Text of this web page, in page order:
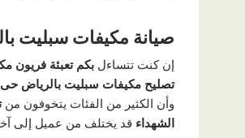
صيانة مكيفات سبليت
إن كنت تتساءل بكم تعبئة فريون
تصليح مكيفات سبليت بالرياض حى
وأن الكثير من الفئات يتخوفون من
الشهداء قد يختلف من عميل إلى آخر